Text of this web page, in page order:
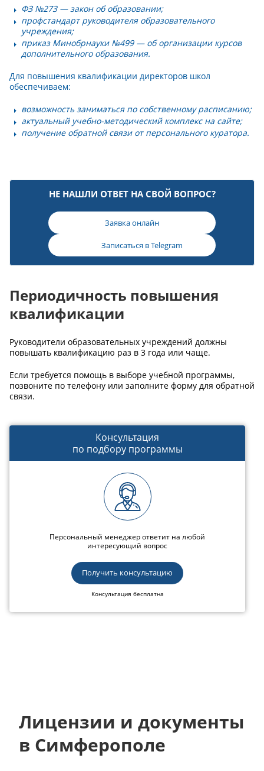
ФЗ №273— закон об образовании;
профстандарт руководителя образовательного
учреждения;
приказ Минобрнауки №499— об организации курсов
дополнительного образования.
Для повышения квалификации директоров школ
обеспечиваем:
возможность заниматься по собственному расписанию;
актуальный учебно-методический комплекс на сайте;
получение обратной связи от персонального куратора.
НЕ НАШЛИ ОТВЕТ НА СВОЙ ВОПРОС?
Заявка онлайн
Записаться вTelegram
Периодичность повышения
квалификации
Руководители образовательных учреждений должны
повышать квалификацию раз в 3 года или чаще.
Если требуется помощь в выборе учебной программы,
позвоните по телефону или заполните форму для обратной
связи.
Консультация
по подбору программы
Персональный менеджер ответит на любой
интересующий вопрос
Получить консультацию
Консультация бесплатна
Лицензии и документы
в Симферополе